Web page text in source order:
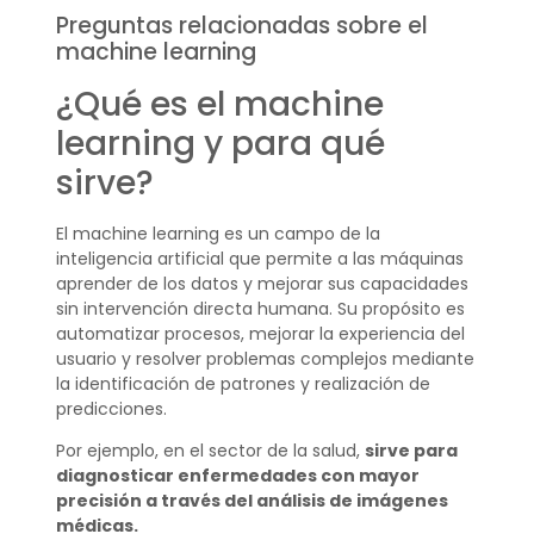
Preguntas relacionadas sobre el
machine learning
¿Qué es el machine
learning y para qué
sirve?
El machine learning es un campo de la
inteligencia artificial que permite a las máquinas
aprender de los datos y mejorar sus capacidades
sin intervención directa humana. Su propósito es
automatizar procesos, mejorar la experiencia del
usuario y resolver problemas complejos mediante
la identificación de patrones y realización de
predicciones.
Por ejemplo, en el sector de la salud, sirve para
diagnosticar enfermedades con mayor
precisión a través del análisis de imágenes
médicas.